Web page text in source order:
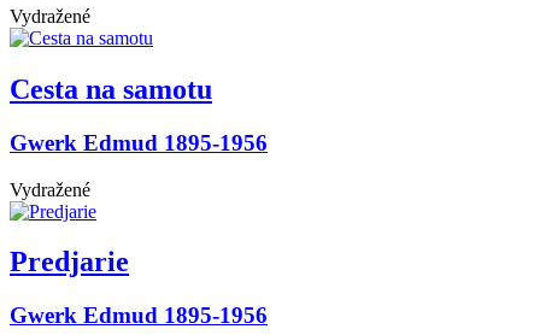
Vydražené
Cesta na samotu
Gwerk Edmud 1895-1956
Vydražené
Predjarie
Gwerk Edmud 1895-1956